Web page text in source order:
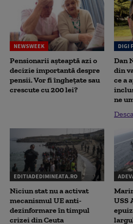
NEWSWEEK
Pensionarii așteaptă azi o
decizie importantă despre
pensii. Vor fi înghețate sau
crescute cu 200 lei?
DIGI
Dan
din
ce a
ne
EDITIADEDIMINEATA.RO
Niciun stat nu a activat
mecanismul UE anti-
dezinformare în timpul
crizei din Ceuta
USS